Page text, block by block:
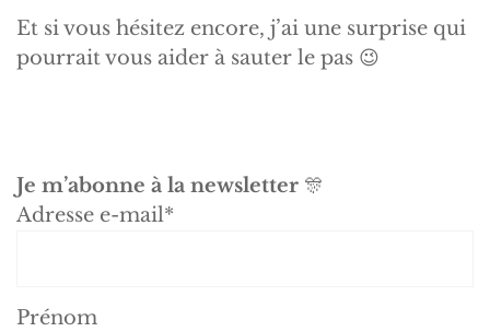
Et si vous hésitez encore, j’ai une surprise qui
pourrait vous aider à sauter le pas 😉
Je m’abonne à la newsletter 🎊
Adresse e-mail*
Prénom